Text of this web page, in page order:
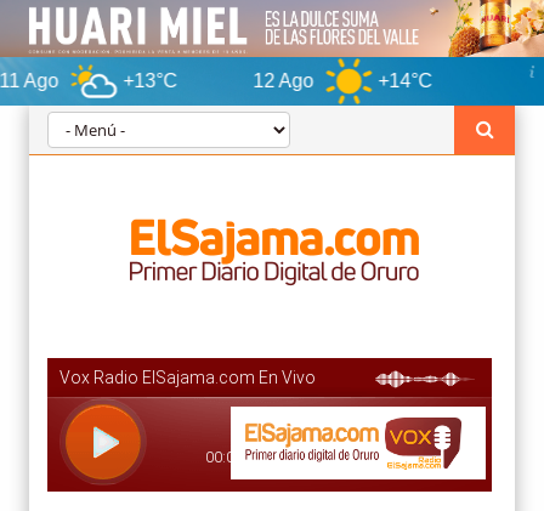
+13°C 12 Ago +14°C